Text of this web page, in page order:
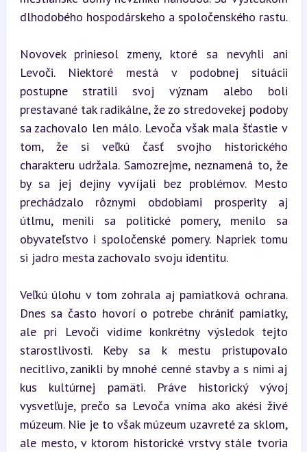
dlhodobého hospodárskeho a spoločenského rastu.
Novovek priniesol zmeny, ktoré sa nevyhli ani
Levoči. Niektoré mestá v podobnej situácii
postupne stratili svoj význam alebo boli
prestavané tak radikálne, že zo stredovekej podoby
sa zachovalo len málo. Levoča však mala šťastie v
tom, že si veľkú časť svojho historického
charakteru udržala. Samozrejme, neznamená to, že
by sa jej dejiny vyvíjali bez problémov. Mesto
prechádzalo rôznymi obdobiami prosperity aj
útlmu, menili sa politické pomery, menilo sa
obyvateľstvo i spoločenské pomery. Napriek tomu
si jadro mesta zachovalo svoju identitu.
Veľkú úlohu v tom zohrala aj pamiatková ochrana.
Dnes sa často hovorí o potrebe chrániť pamiatky,
ale pri Levoči vidíme konkrétny výsledok tejto
starostlivosti. Keby sa k mestu pristupovalo
necitlivo, zanikli by mnohé cenné stavby a s nimi aj
kus kultúrnej pamäti. Práve historický vývoj
vysvetľuje, prečo sa Levoča vníma ako akési živé
múzeum. Nie je to však múzeum uzavreté za sklom,
ale mesto, v ktorom historické vrstvy stále tvoria